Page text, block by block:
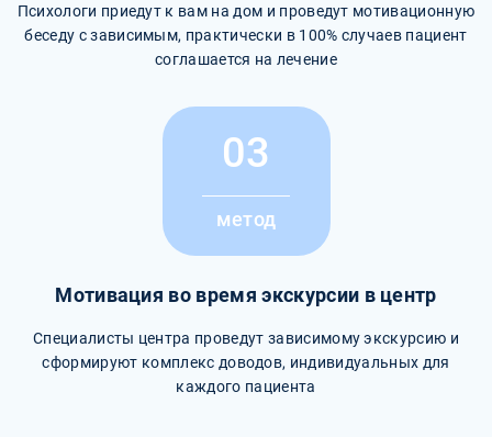
Психологи приедут к вам на дом и проведут мотивационную
беседу с зависимым, практически в 100% случаев пациент
соглашается на лечение
03
метод
Мотивация во время экскурсии в центр
Специалисты центра проведут зависимому экскурсию и
сформируют комплекс доводов, индивидуальных для
каждого пациента